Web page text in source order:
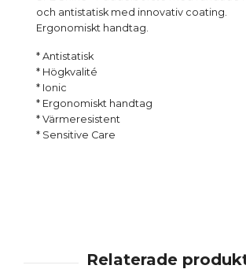
och antistatisk med innovativ coating.
Ergonomiskt handtag.
* Antistatisk
* Högkvalité
* Ionic
* Ergonomiskt handtag
* Värmeresistent
* Sensitive Care